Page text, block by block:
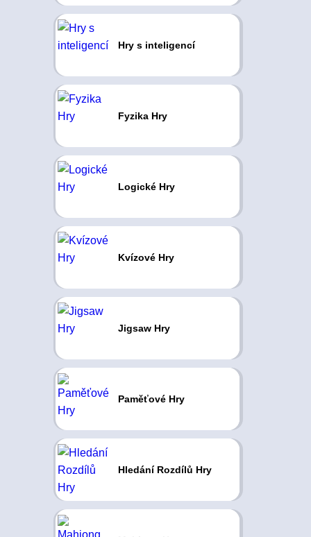
Hry s inteligencí
Fyzika Hry
Logické Hry
Kvízové Hry
Jigsaw Hry
Paměťové Hry
Hledání Rozdílů Hry